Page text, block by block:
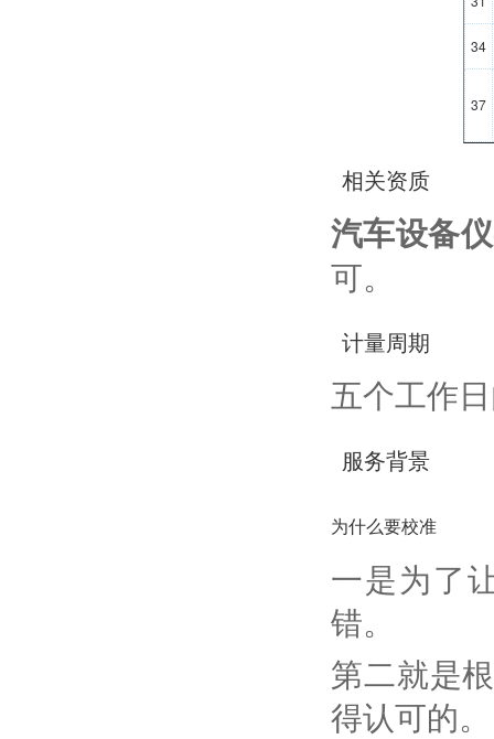
34
37
相关资质
汽车设备
可。
计量周期
五个工作
服务背景
为什么要校准
一是为了
错。
第二就是
得认可的。